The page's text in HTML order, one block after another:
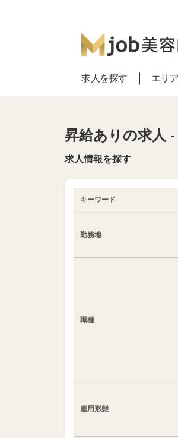
求人を探す エリ
昇給ありの求人
求人情報を探す
キーワード
勤務地
職種
雇用形態